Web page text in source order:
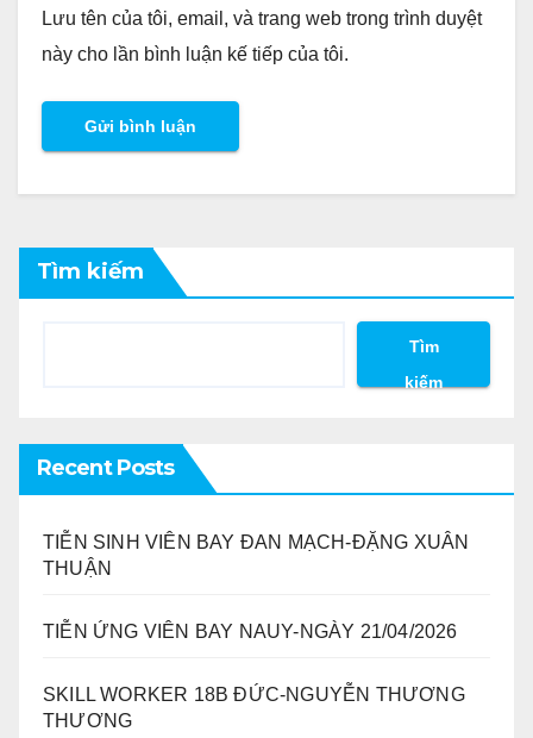
Lưu tên của tôi, email, và trang web trong trình duyệt
này cho lần bình luận kế tiếp của tôi.
Tìm kiếm
Tìm
kiếm
Recent Posts
TIỄN SINH VIÊN BAY ĐAN MẠCH-ĐẶNG XUÂN
THUẬN
TIỄN ỨNG VIÊN BAY NAUY-NGÀY 21/04/2026
SKILL WORKER 18B ĐỨC-NGUYỄN THƯƠNG
THƯƠNG